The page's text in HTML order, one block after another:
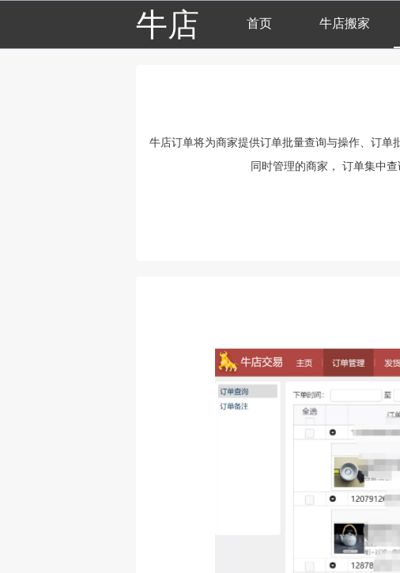
牛店 首页 牛店搬家
牛店订单将为商家提供订单批量查询与操作、订
同时管理的商家， 订单集中